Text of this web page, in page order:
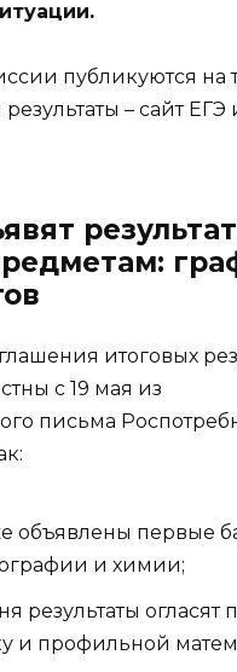
публикуются на
результаты – сайт ЕГЭ
итоговых
с 19 мая из
письма
объявлены первые
и химии;
результаты огласят
и профильной